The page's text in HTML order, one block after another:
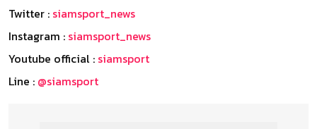
Twitter : siamsport_news
Instagram : siamsport_news
Youtube official : siamsport
Line : @siamsport